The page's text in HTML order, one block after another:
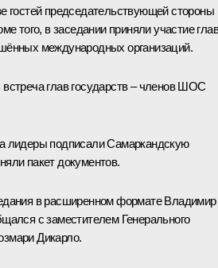
гостей председательствующей стороны
того, в заседании приняли участие
международных организаций.
встреча глав государств – членов ШОС
лидеры подписалиСамаркандскую
пакет документов.
в расширенном формате Владимир
с заместителем Генерального
Дикарло.